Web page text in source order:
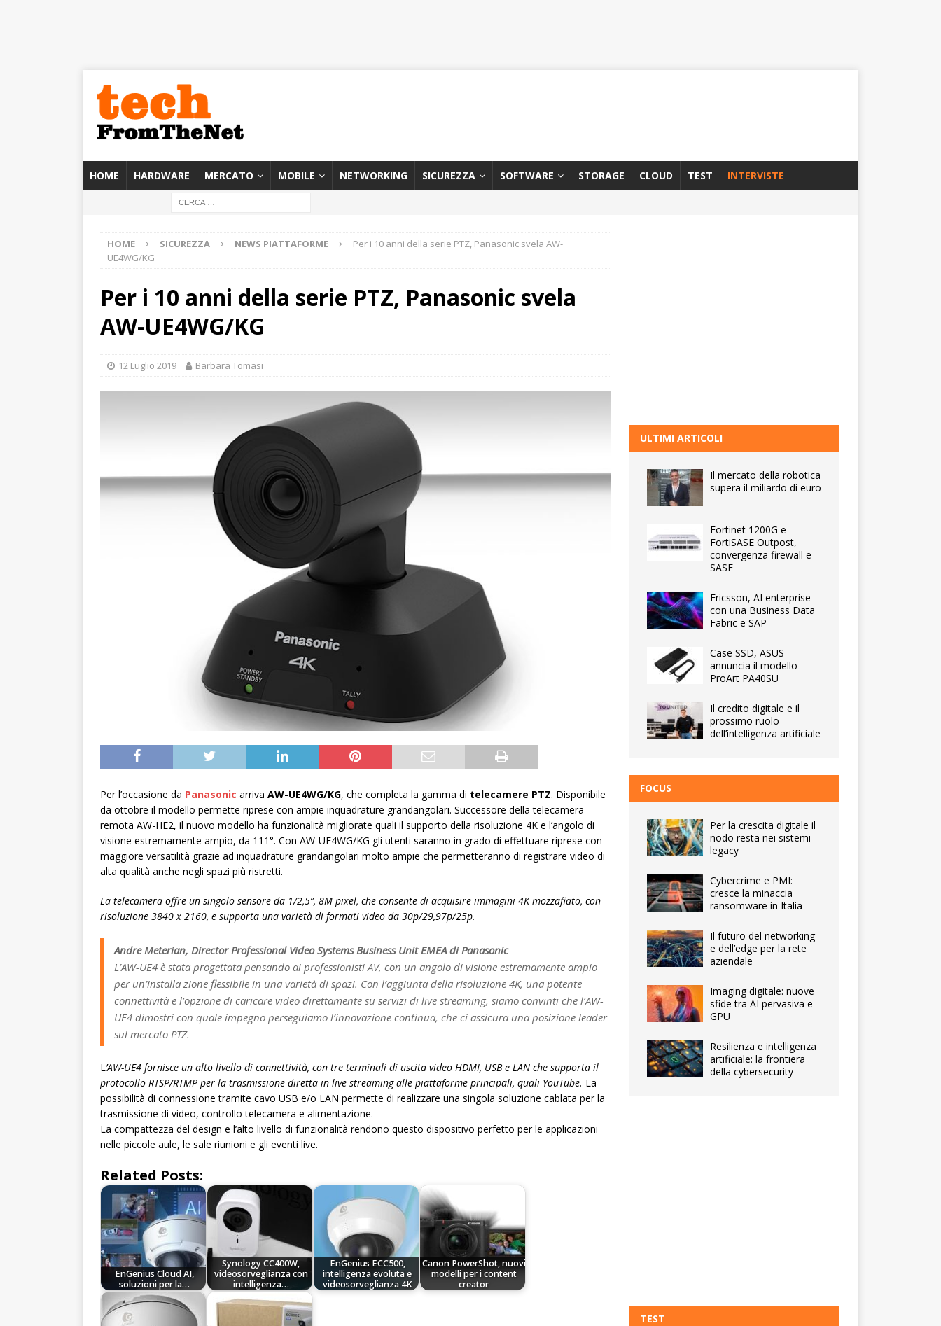
HOME HARDWARE MERCATO MOBILE NETWORKING SICUREZZA SOFTWARE STORAGE CLOUD TEST INTERVISTE
HOME SICUREZZA NEWS PIATTAFORME
Per i 10 anni della serie PTZ, Panasonic svela AW-
UE4WG/KG
Per i 10 anni della serie PTZ, Panasonic svela
AW-UE4WG/KG
12 Luglio 2019 Barbara Tomasi
Per l’occasione da Panasonic arriva AW-UE4WG/KG, che completa la gamma di telecamere PTZ. Disponibile
da ottobre il modello permette riprese con ampie inquadrature grandangolari. Successore della telecamera
remota AW-HE2, il nuovo modello ha funzionalità migliorate quali il supporto della risoluzione 4K e l’angolo di
visione estremamente ampio, da 111°. Con AW-UE4WG/KG gli utenti saranno in grado di effettuare riprese con
maggiore versatilità grazie ad inquadrature grandangolari molto ampie che permetteranno di registrare video di
alta qualità anche negli spazi più ristretti.
La telecamera offre un singolo sensore da 1/2,5”, 8M pixel, che consente di acquisire immagini 4K mozzafiato, con
risoluzione 3840 x 2160, e supporta una varietà di formati video da 30p/29,97p/25p.
Andre Meterian, Director Professional Video Systems Business Unit EMEA di Panasonic
L’AW-UE4 è stata progettata pensando ai professionisti AV, con un angolo di visione estremamente ampio
per un’installa zione flessibile in una varietà di spazi. Con l’aggiunta della risoluzione 4K, una potente
connettività e l’opzione di caricare video direttamente su servizi di live streaming, siamo convinti che l’AW-
UE4 dimostri con quale impegno perseguiamo l’innovazione continua, che ci assicura una posizione leader
sul mercato PTZ.
L’AW-UE4 fornisce un alto livello di connettività, con tre terminali di uscita video HDMI, USB e LAN che supporta il
protocollo RTSP/RTMP per la trasmissione diretta in live streaming alle piattaforme principali, quali YouTube. La
possibilità di connessione tramite cavo USB e/o LAN permette di realizzare una singola soluzione cablata per la
trasmissione di video, controllo telecamera e alimentazione.
La compattezza del design e l’alto livello di funzionalità rendono questo dispositivo perfetto per le applicazioni
nelle piccole aule, le sale riunioni e gli eventi live.
Related Posts:
EnGenius Cloud AI,
soluzioni per la…
Synology CC400W,
videosorveglianza con
intelligenza…
EnGenius ECC500,
intelligenza evoluta e
videosorveglianza 4K
Canon PowerShot, nuovi
modelli per i content
creator
ULTIMI ARTICOLI
Il mercato della robotica
supera il miliardo di euro
Fortinet 1200G e
FortiSASE Outpost,
convergenza firewall e
SASE
Ericsson, AI enterprise
con una Business Data
Fabric e SAP
Case SSD, ASUS
annuncia il modello
ProArt PA40SU
Il credito digitale e il
prossimo ruolo
dell’intelligenza artificiale
FOCUS
Per la crescita digitale il
nodo resta nei sistemi
legacy
Cybercrime e PMI:
cresce la minaccia
ransomware in Italia
Il futuro del networking
e dell’edge per la rete
aziendale
Imaging digitale: nuove
sfide tra AI pervasiva e
GPU
Resilienza e intelligenza
artificiale: la frontiera
della cybersecurity
TEST